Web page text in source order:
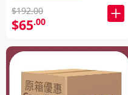
$192.00
$65.00